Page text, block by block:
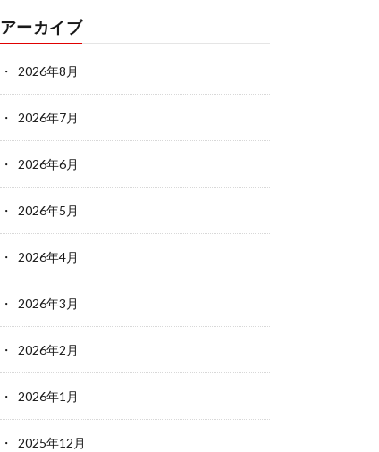
アーカイブ
2026年8月
2026年7月
2026年6月
2026年5月
2026年4月
2026年3月
2026年2月
2026年1月
2025年12月